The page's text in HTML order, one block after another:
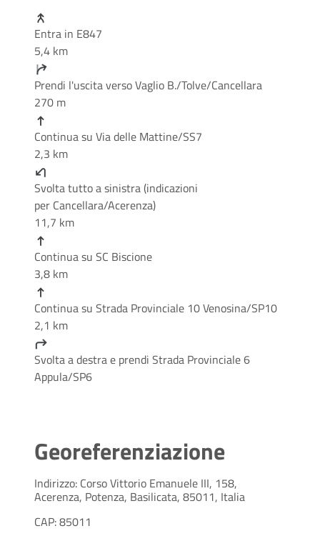
Entra in E847
5,4 km
Prendi l'uscita verso Vaglio B./Tolve/Cancellara
270 m
Continua su Via delle Mattine/SS7
2,3 km
Svolta tutto a sinistra (indicazioni
per Cancellara/Acerenza)
11,7 km
Continua su SC Biscione
3,8 km
Continua su Strada Provinciale 10 Venosina/SP10
2,1 km
Svolta a destra e prendi Strada Provinciale 6
Appula/SP6
Georeferenziazione
Indirizzo: Corso Vittorio Emanuele III, 158,
Acerenza, Potenza, Basilicata, 85011, Italia
CAP: 85011